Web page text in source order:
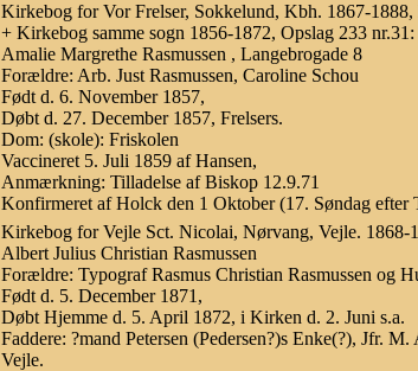
Kirkebog for Vor Frelser, Sokkelund, Kbh. 1867-
+ Kirkebog samme sogn 1856-1872, Opslag 233
Amalie Margrethe Rasmussen , Langebrogade 8
Forældre: Arb. Just Rasmussen, Caroline Schou
Født d. 6. November 1857,
Døbt d. 27. December 1857, Frelsers.
Dom: (skole): Friskolen
Vaccineret 5. Juli 1859 af Hansen,
Anmærkning: Tilladelse af Biskop 12.9.71
Konfirmeret af Holck den 1 Oktober (17. Søndag efter
Kirkebog for Vejle Sct. Nicolai, Nørvang, Vejle. 1868-
Albert Julius Christian Rasmussen
Forældre: Typograf Rasmus Christian Rasmussen og
Født d. 5. December 1871,
Døbt Hjemme d. 5. April 1872, i Kirken d. 2. Juni s.a.
Faddere: ?mand Petersen (Pedersen?)s Enke(?), Jfr.
Vejle.